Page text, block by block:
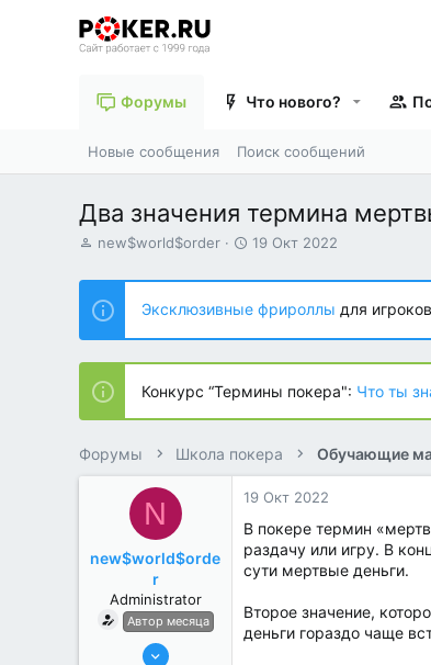
Форумы Что нового?
Новые сообщения Поиск сообщений
Два значения термина
А
т
о
р
т
е
м
ы
new$world$order
Д
т
н
а
ч
л
а
19 Окт 2022
Эксклюзивные фрироллы для
Конкурс “Термины покера": Что ты
Форумы Школа покера Обучающие
N
new$world$orde
r
Administrator
Автор месяца
27 Май 2022
19 Окт 2022
В покере термин
раздачу или игру. В
сути мертвые деньги.
Второе значение,
деньги гораздо чаще